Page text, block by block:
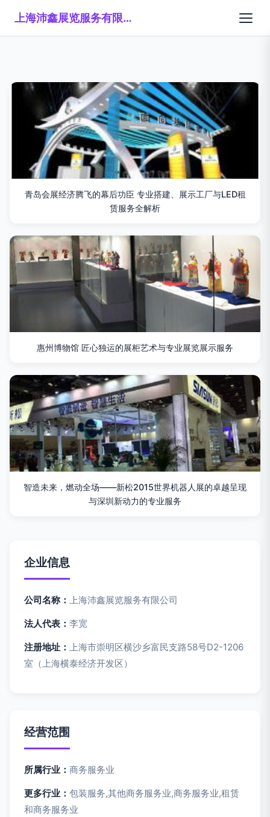
上海沛鑫展览服务有限公司
青岛会展经济腾飞的幕后功臣 专业搭建、展示工厂与LED租
赁服务全解析
惠州博物馆 匠心独运的展柜艺术与专业展览展示服务
智造未来，燃动全场——新松2015世界机器人展的卓越呈现
与深圳新动力的专业服务
企业信息
公司名称： 上海沛鑫展览服务有限公司
法人代表： 李宽
注册地址： 上海市崇明区横沙乡富民支路58号D2-1206
室（上海横泰经济开发区）
经营范围
所属行业： 商务服务业
更多行业： 包装服务,其他商务服务业,商务服务业,租赁
和商务服务业